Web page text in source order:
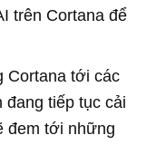
trên Cortana để
Cortana tới các
đang tiếp tục cải
đem tới những